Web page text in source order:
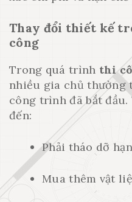
Thay đổi thiết kế
công
Trong quá trình thi
nhiều gia chủ thường
công trình đã bắt
đến:
Phải tháo dỡ
Mua thêm vật